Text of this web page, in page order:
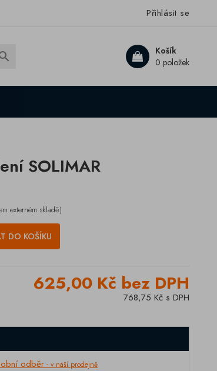
Přihlásit se
Košík
0 položek
SOLIMAR
externém skladě)
DO KOŠÍKU
625,00 Kč bez DPH
768,75 Kč s DPH
odběr - v naší prodejně